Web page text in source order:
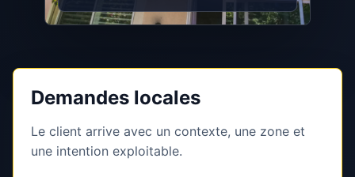
Demandes locales
Le client arrive avec un contexte, une zone et
une intention exploitable.